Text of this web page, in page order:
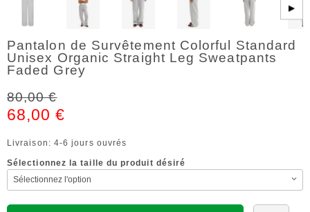
▶
Pantalon de Survêtement Colorful Standard
Unisex Organic Straight Leg Sweatpants
Faded Grey
80,00 €
68,00 €
Livraison: 4-6 jours ouvrés
Sélectionnez la taille du produit désiré